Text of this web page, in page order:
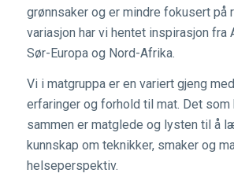
grønnsaker og er mindre fokusert på
variasjon har vi hentet inspirasjon fra
Sør-Europa og Nord-Afrika.
Vi i matgruppa er en variert gjeng
erfaringer og forhold til mat. Det som
sammen er matglede og lysten til å
kunnskap om teknikker, smaker og
helseperspektiv.